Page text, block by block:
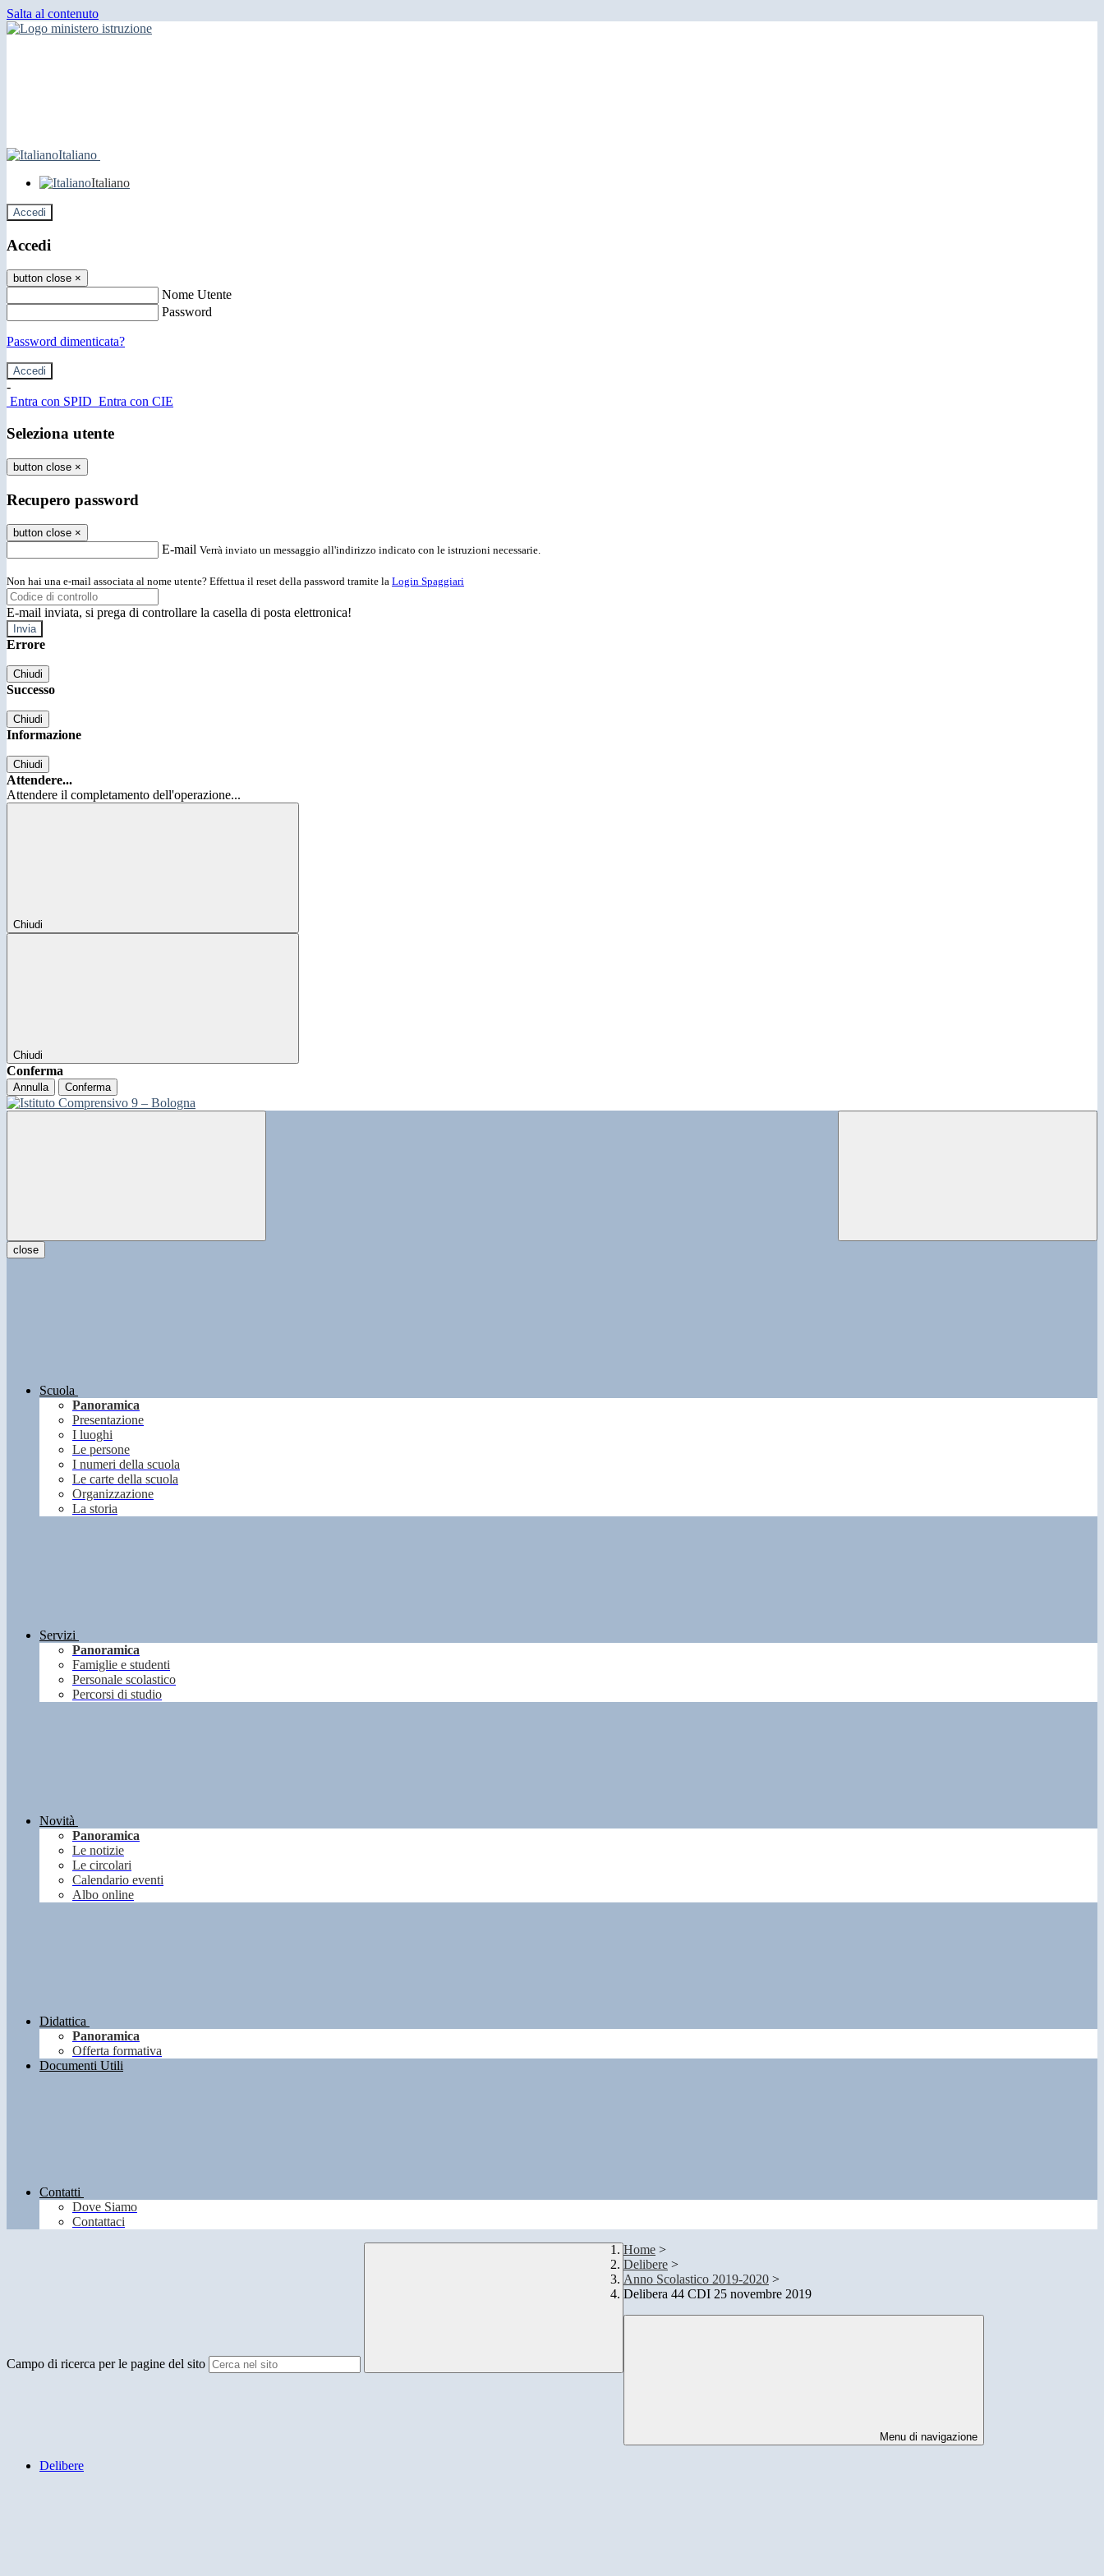
Salta al contenuto
Italiano
Italiano
Accedi
Accedi
button close ×
Nome Utente
Password
Password dimenticata?
-
Entra con SPID Entra con CIE
Seleziona utente
button close ×
Recupero password
button close ×
E-mail Verrà inviato un messaggio all'indirizzo indicato con le istruzioni necessarie.
Non hai una e-mail associata al nome utente? Effettua il reset della password tramite la Login Spaggiari
E-mail inviata, si prega di controllare la casella di posta elettronica!
Errore
Chiudi
Successo
Chiudi
Informazione
Chiudi
Attendere...
Attendere il completamento dell'operazione...
Chiudi
Chiudi
Conferma
Annulla Conferma
close
Scuola
Panoramica
Presentazione
I luoghi
Le persone
I numeri della scuola
Le carte della scuola
Organizzazione
La storia
Servizi
Panoramica
Famiglie e studenti
Personale scolastico
Percorsi di studio
Novità
Panoramica
Le notizie
Le circolari
Calendario eventi
Albo online
Didattica
Panoramica
Offerta formativa
Documenti Utili
Contatti
Dove Siamo
Contattaci
Campo di ricerca per le pagine del sito
Home >
Delibere >
Anno Scolastico 2019-2020 >
Delibera 44 CDI 25 novembre 2019
Menu di navigazione
Delibere